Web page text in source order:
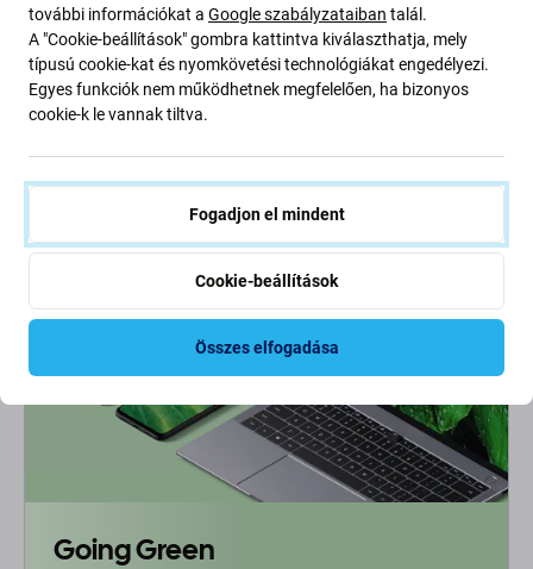
Apple
Apple iPod Nano (7th Gen) -
Akkumulátor 616-0639
200mAh HQ
RAKTÁRON 2 db
Apple
Apple iPod Nano (7th Gen) -
Jack Csatlakozó + Flex
RENDELÉSRE
Going Green
további információkat a Google szabályzataiban talál.
A "Cookie-beállítások" gombra kattintva kiválaszthatja, mely
típusú cookie-kat és nyomkövetési technológiákat engedélyezi.
Egyes funkciók nem működhetnek megfelelően, ha bizonyos
cookie-k le vannak tiltva.
Fogadjon el mindent
Cookie-beállítások
Összes elfogadása